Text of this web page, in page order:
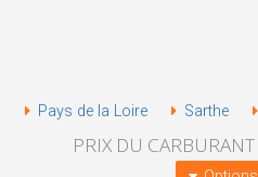
Pays de la Loire Sarthe
PRIX DU